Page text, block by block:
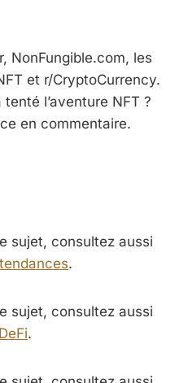
NonFungible.com, les
et r/CryptoCurrency.
l’aventure NFT ?
en commentaire.
sujet, consultez aussi
.
sujet, consultez aussi
.